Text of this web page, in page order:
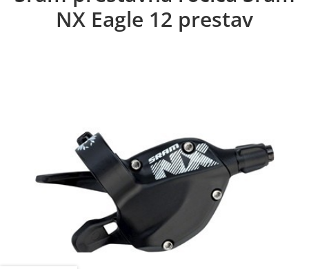
NX Eagle 12 prestav